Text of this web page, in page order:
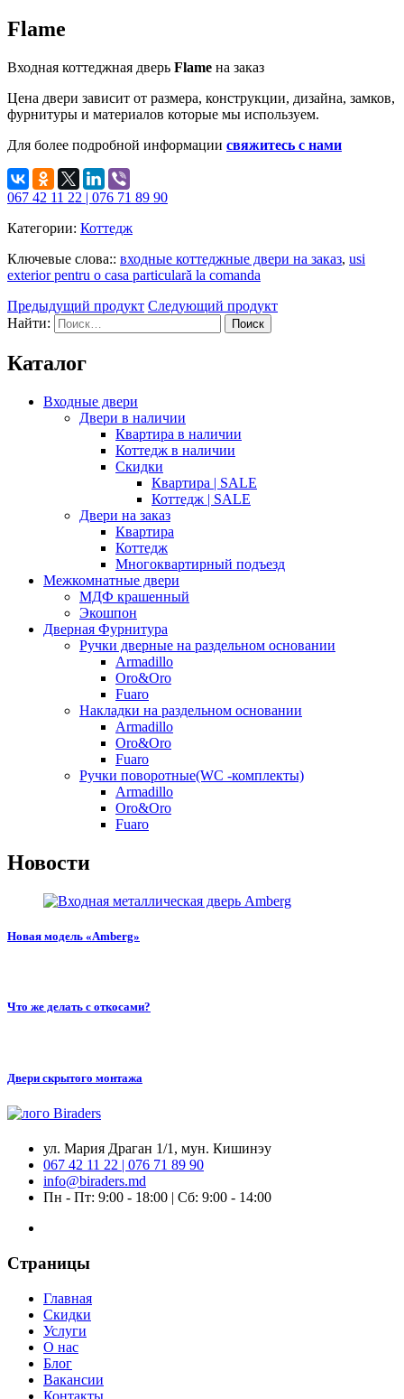
Flame
Входная коттеджная дверь Flame на заказ
Цена двери зависит от размера, конструкции, дизайна, замков,
фурнитуры и материалов которые мы используем.
Для более подробной информации свяжитесь с нами
067 42 11 22 | 076 71 89 90
Категории: Коттедж
Ключевые слова:: входные коттеджные двери на заказ, usi
exterior pentru o casa particulară la comanda
Предыдущий продукт Следующий продукт
Найти:
Каталог
Входные двери
Двери в наличии
Квартира в наличии
Коттедж в наличии
Скидки
Квартира | SALE
Коттедж | SALE
Двери на заказ
Квартира
Коттедж
Многоквартирный подъезд
Межкомнатные двери
МДФ крашенный
Экошпон
Дверная Фурнитура
Ручки дверные на раздельном основании
Armadillo
Oro&Oro
Fuaro
Накладки на раздельном основании
Armadillo
Oro&Oro
Fuaro
Ручки поворотные(WC -комплекты)
Armadillo
Oro&Oro
Fuaro
Новости
Новая модель «Amberg»
Что же делать с откосами?
Двери скрытого монтажа
ул. Мария Драган 1/1, мун. Кишинэу
067 42 11 22 | 076 71 89 90
info@biraders.md
Пн - Пт: 9:00 - 18:00 | Сб: 9:00 - 14:00
Страницы
Главная
Скидки
Услуги
О нас
Блог
Вакансии
Контакты